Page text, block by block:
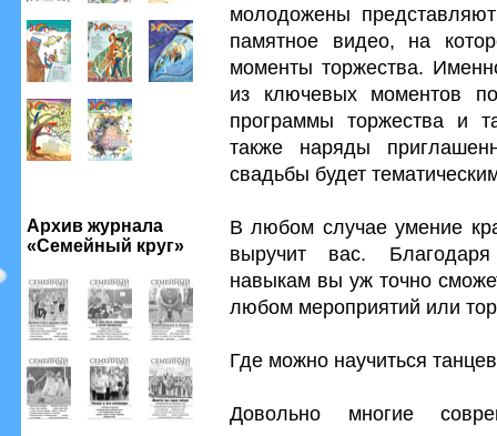
Архив журнала
«Семейный круг»
молодожены
памятное видео, на
моменты торжества.
из ключевых моментов
программы торжества и
также наряды
свадьбы будет
В любом случае умение
выручит вас.
навыкам вы уж точно
любом мероприятий или
Где можно научиться
Довольно многие